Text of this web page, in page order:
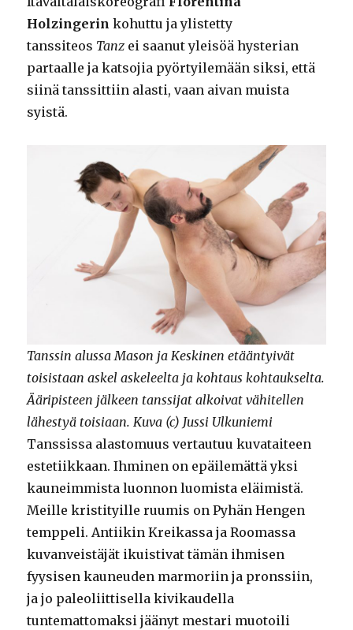
Holzingerin kohuttu ja ylistetty
tanssiteos Tanz ei saanut yleisöä hysterian
partaalle ja katsojia pyörtyilemään siksi, että
siinä tanssittiin alasti, vaan aivan muista
syistä.
Tanssin alussa Mason ja Keskinen etääntyivät
toisistaan askel askeleelta ja kohtaus kohtaukselta.
Ääripisteen jälkeen tanssijat alkoivat vähitellen
lähestyä toisiaan. Kuva (c) Jussi Ulkuniemi
Tanssissa alastomuus vertautuu kuvataiteen
estetiikkaan. Ihminen on epäilemättä yksi
kauneimmista luonnon luomista eläimistä.
Meille kristityille ruumis on Pyhän Hengen
temppeli. Antiikin Kreikassa ja Roomassa
kuvanveistäjät ikuistivat tämän ihmisen
fyysisen kauneuden marmoriin ja pronssiin,
ja jo paleoliittisella kivikaudella
tuntemattomaksi jäänyt mestari muotoili